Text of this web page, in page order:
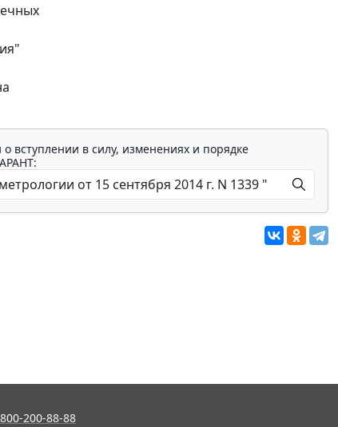
вступлении в силу, изменениях и порядке
200-88-88